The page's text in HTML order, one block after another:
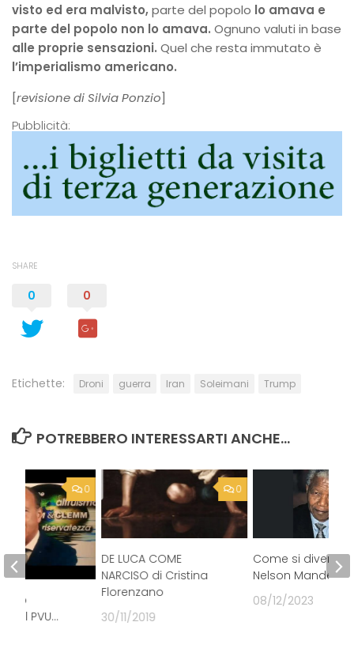
visto ed era malvisto,parte del popolo lo amava e
parte del popolo non lo amava. Ognuno valuti in base
alle proprie sensazioni. Quel che resta immutato è
l’imperialismo americano.
[revisione di Silvia Ponzio]
Pubblicità:
SHARE
0 0
Etichette: Droni guerra Iran Soleimani Trump
POTREBBERO INTERESSARTI ANCHE...
0
DE LUCA COME
NARCISO di Cristina
Florenzano
30/11/2019
Come si diventa
Nelson Mandela?
08/12/2023
0
del PVU…